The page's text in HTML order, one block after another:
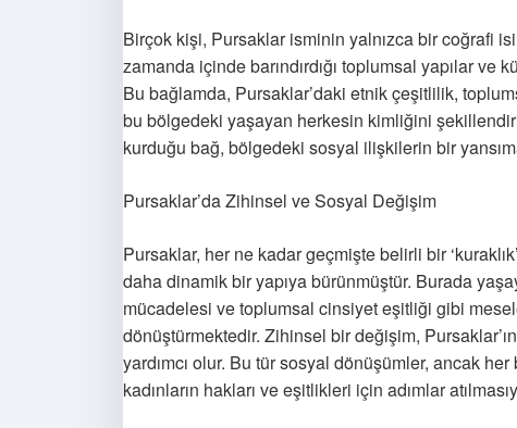
Birçok kişi, Pursaklar isminin yalnızca bir coğrafi
zamanda içinde barındırdığı toplumsal yapılar
Bu bağlamda, Pursaklar’daki etnik çeşitlilik,
bu bölgedeki yaşayan herkesin kimliğini
kurduğu bağ, bölgedeki sosyal ilişkilerin bir
Pursaklar’da Zihinsel ve Sosyal Değişim
Pursaklar, her ne kadar geçmişte belirli bir
daha dinamik bir yapıya bürünmüştür. Burada
mücadelesi ve toplumsal cinsiyet eşitliği gibi
dönüştürmektedir. Zihinsel bir değişim,
yardımcı olur. Bu tür sosyal dönüşümler, ancak
kadınların hakları ve eşitlikleri için adımlar